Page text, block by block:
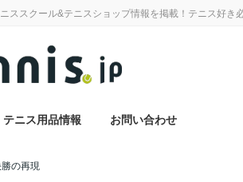
スクール&テニスショップ情報を掲載！テニス好き
テニス用品情報 お問い合わせ
の再現